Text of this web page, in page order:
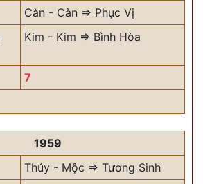
Càn - Càn => Phục Vị
Kim - Kim => Bình Hòa
7
1959
Thủy - Mộc => Tương Sinh